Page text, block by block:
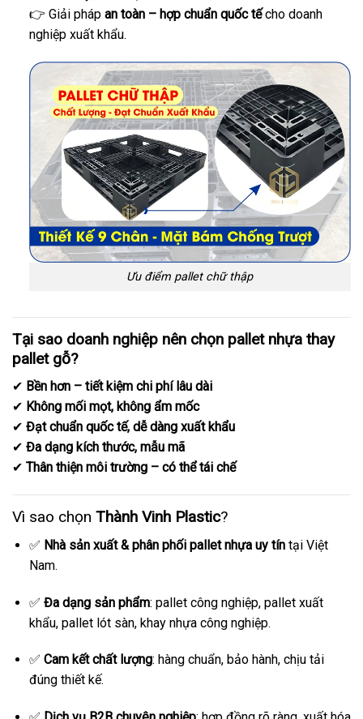
👉 Giải pháp an toàn – hợp chuẩn quốc tếcho doanh
nghiệp xuất khẩu.
Ưu điểm pallet chữ thập
Tại sao doanh nghiệp nên chọn pallet nhựa thay
pallet gỗ?
✔ Bền hơn – tiết kiệm chi phí lâu dài
✔ Không mối mọt, không ẩm mốc
✔ Đạt chuẩn quốc tế, dễ dàng xuất khẩu
✔ Đa dạng kích thước, mẫu mã
✔ Thân thiện môi trường – có thể tái chế
Vì sao chọn Thành Vinh Plastic?
✅ Nhà sản xuất & phân phối pallet nhựa uy tíntại Việt
Nam.
✅ Đa dạng sản phẩm: pallet công nghiệp, pallet xuất
khẩu, pallet lót sàn, khay nhựa công nghiệp.
✅ Cam kết chất lượng: hàng chuẩn, bảo hành, chịu tải
đúng thiết kế.